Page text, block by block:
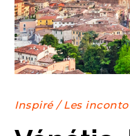
Inspiré/Les